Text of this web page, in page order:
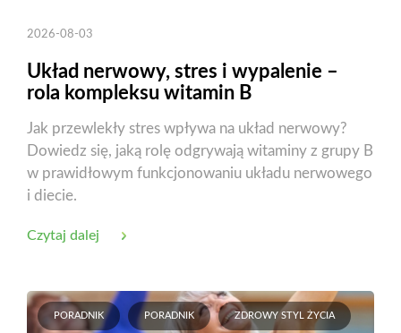
2026-08-03
Układ nerwowy, stres i wypalenie –
rola kompleksu witamin B
Jak przewlekły stres wpływa na układ nerwowy?
Dowiedz się, jaką rolę odgrywają witaminy z grupy B
w prawidłowym funkcjonowaniu układu nerwowego
i diecie.
Czytaj dalej
PORADNIK PORADNIK ZDROWY STYL ŻYCIA